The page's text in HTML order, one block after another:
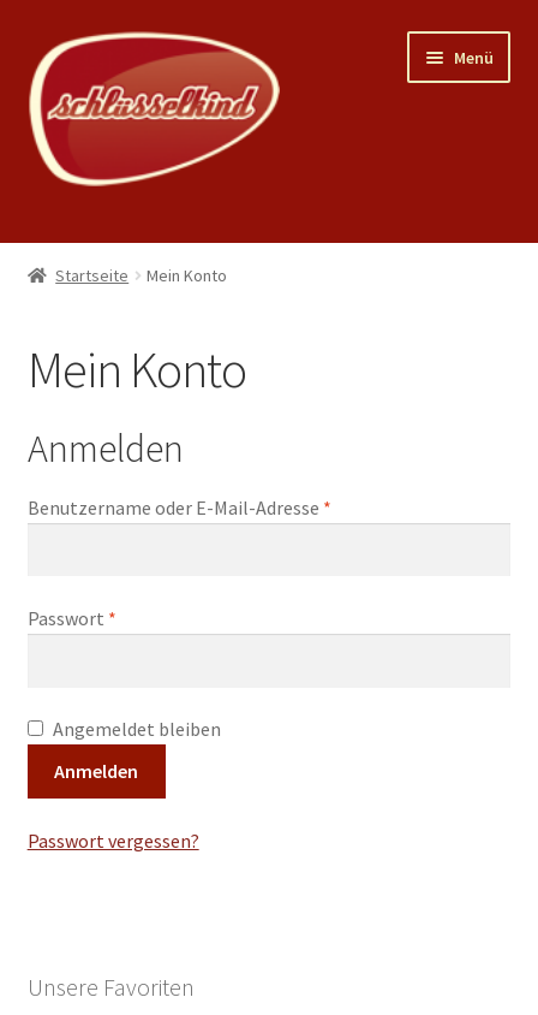
Zur
Navigation
springen
Zum
Inhalt
springen
Menü
Home
Mein Konto
Warenkorb
News
Impressum
Startseite Mein Konto
Mein Konto
Anmelden
Benutzername oder E-Mail-Adresse *Erforderlich
Passwort *Erforderlich
Angemeldet bleiben
Anmelden
Passwort vergessen?
Unsere Favoriten